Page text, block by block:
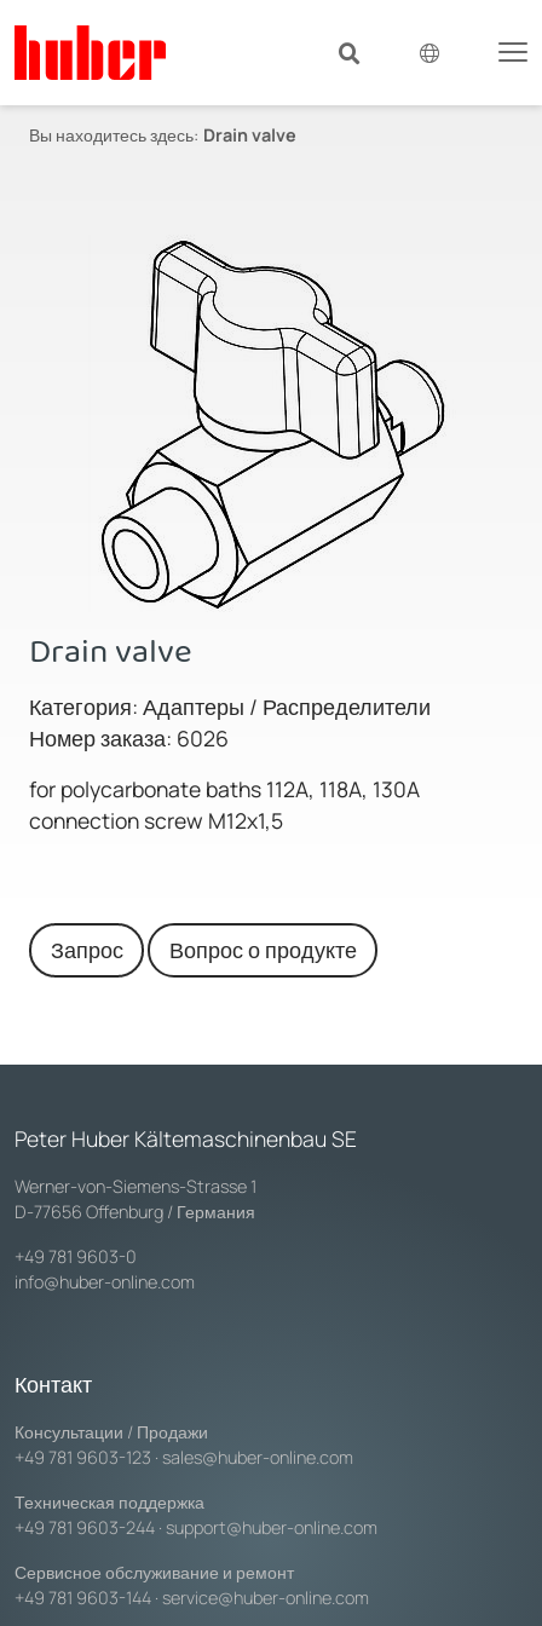
Вы находитесь здесь: Drain valve
Drain valve
Категория: Адаптеры / Распределители
Номер заказа: 6026
for polycarbonate baths 112A, 118A, 130A
connection screw M12x1,5
Запрос Вопрос о продукте
Peter Huber Kältemaschinenbau SE
Werner-von-Siemens-Strasse 1
D-77656 Offenburg / Германия
+49 781 9603-0
info@huber-online.com
Контакт
Консультации / Продажи
+49 781 9603-123 · sales@huber-online.com
Техническая поддержка
+49 781 9603-244 · support@huber-online.com
Сервисное обслуживание и ремонт
+49 781 9603-144 · service@huber-online.com